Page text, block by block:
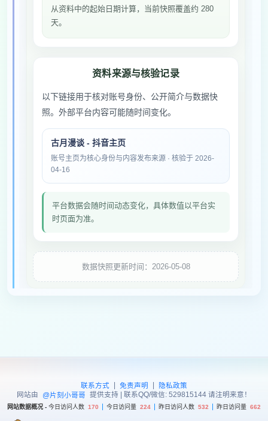
从资料中的起始日期计算，当前快照覆盖约 280
天。
资料来源与核验记录
以下链接用于核对账号身份、公开简介与数据快
照。外部平台内容可能随时间变化。
古月漫谈 - 抖音主页
账号主页为核心身份与内容发布来源 · 核验于 2026-
04-16
平台数据会随时间动态变化，具体数值以平台实
时页面为准。
数据快照更新时间：2026-05-08
联系方式 | 免责声明 |
隐私政策
网站由
@片刻小哥哥 提供支持 | 联系QQ/微信: 529815144 请注明来意！
网站数据概况 - 今日访问人数 170 今日访问量 224 昨日访问人数 532 昨日访问量 662